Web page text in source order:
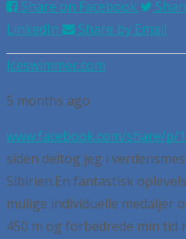
Share on Facebook
LinkedIn
Share by Email
Iceswimmer.com
5 months ago
www.facebook.com/share/p/
siden deltog jeg i
Sibirien.En fantastisk
mulige individuelle medaljer
450 m og forbedrede min tid